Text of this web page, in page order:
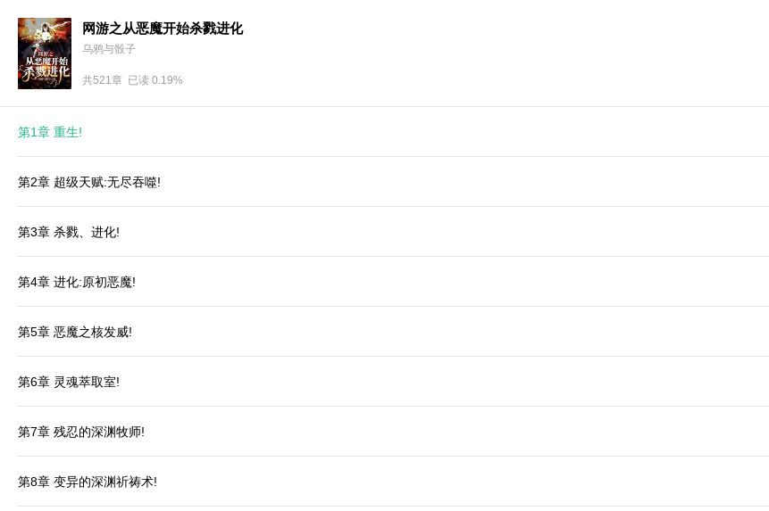
网游之从恶魔开始杀戮进化
乌鸦与骰子
共521章 已读 0.19%
第1章 重生!
第2章 超级天赋:无尽吞噬!
第3章 杀戮、进化!
第4章 进化:原初恶魔!
第5章 恶魔之核发威!
第6章 灵魂萃取室!
第7章 残忍的深渊牧师!
第8章 变异的深渊祈祷术!